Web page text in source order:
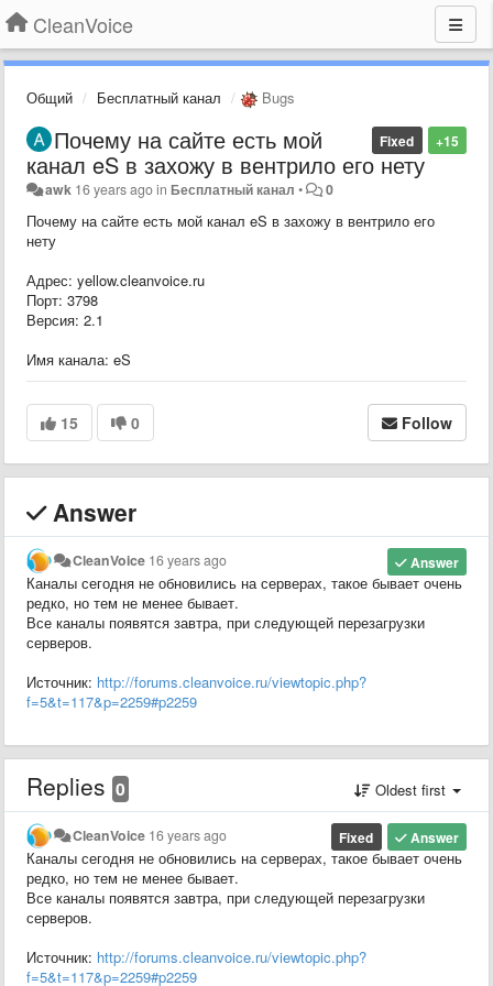
CleanVoice
Общий Бесплатный канал Bugs
+15
Fixed
Почему на сайте есть мой
канал eS в захожу в вентрило его нету
awk 16 years agoinБесплатный канал • 0
Почему на сайте есть мой канал eS в захожу в вентрило его
нету
Адрес: yellow.cleanvoice.ru
Порт: 3798
Версия: 2.1
Имя канала: eS
15 0 Follow
Answer
Answer
CleanVoice 16 years ago
Каналы сегодня не обновились на серверах, такое бывает очень
редко, но тем не менее бывает.
Все каналы появятся завтра, при следующей перезагрузки
серверов.
Источник: http://forums.cleanvoice.ru/viewtopic.php?
f=5&t=117&p=2259#p2259
Replies 0 Oldest first
Answer
Fixed
CleanVoice 16 years ago
Каналы сегодня не обновились на серверах, такое бывает очень
редко, но тем не менее бывает.
Все каналы появятся завтра, при следующей перезагрузки
серверов.
Источник: http://forums.cleanvoice.ru/viewtopic.php?
f=5&t=117&p=2259#p2259